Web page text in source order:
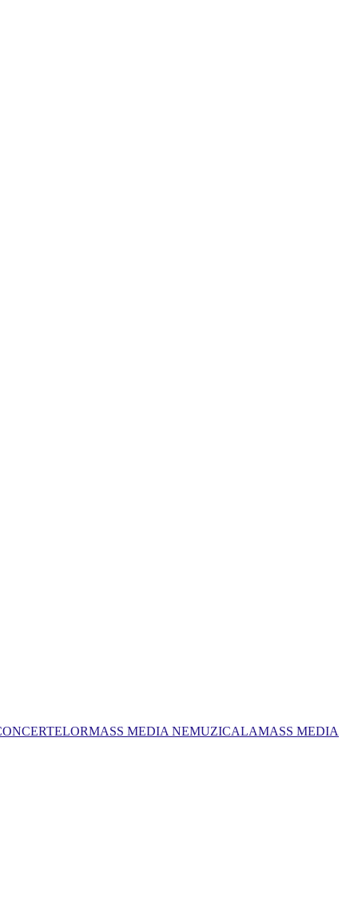
MASS MEDIA NEMUZICALAMASS MEDIA